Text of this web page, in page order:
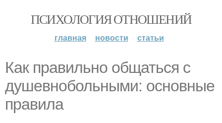
ПСИХОЛОГИЯ ОТНОШЕНИЙ
главная новости статьи
Как правильно общаться с
душевнобольными: основные
правила